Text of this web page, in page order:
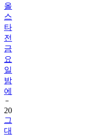
올
스
타
전
금
요
일
밤
에
20
그
대